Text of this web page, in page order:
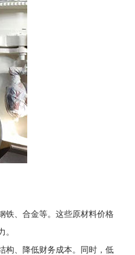
、合金等。这些原材料价格
。
、降低财务成本。同时，低